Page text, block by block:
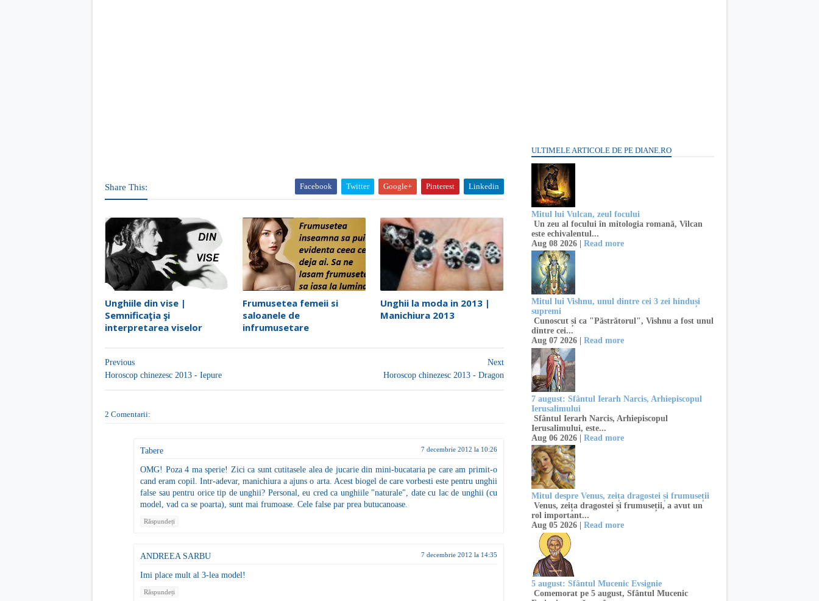
Share This: Facebook Twitter Google+ Pinterest Linkedin
Unghiile din vise |
Semnificaţia şi
interpretarea viselor
Frumusetea femeii si
saloanele de
infrumusetare
Unghii la moda in 2013 |
Manichiura 2013
Next
Horoscop chinezesc 2013 - Dragon
Previous
Horoscop chinezesc 2013 - Iepure
2 Comentarii:
Tabere 7 decembrie 2012 la 10:26
OMG! Poza 4 ma sperie! Zici ca sunt cutitasele alea de jucarie din mini-bucataria pe care am primit-o
cand eram copil. Intr-adevar, manichiura a ajuns o arta. Acest biogel de care vorbesti este pentru unghii
false sau pentru orice tip de unghii? Personal, eu cred ca unghiile "naturale", date cu lac de unghii (cu
model, vad ca se poarta), sunt mai frumoase. Cele false par prea butucanoase.
Răspundeți
ANDREEA SARBU 7 decembrie 2012 la 14:35
Imi place mult al 3-lea model!
Răspundeți
ULTIMELE ARTICOLE DE PE DIANE.RO
Mitul lui Vulcan, zeul focului
Un zeu al focului în mitologia romană, Vilcan
este echivalentul...
Aug 08 2026 | Read more
Mitul lui Vishnu, unul dintre cei 3 zei hinduși
supremi
Cunoscut și ca "Păstrătorul", Vishnu a fost unul
dintre cei...
Aug 07 2026 | Read more
7 august: Sfântul Ierarh Narcis, Arhiepiscopul
Ierusalimului
Sfântul Ierarh Narcis, Arhiepiscopul
Ierusalimului, este...
Aug 06 2026 | Read more
Mitul despre Venus, zeița dragostei și frumuseții
Venus, zeița dragostei și frumuseții, a avut un
rol important...
Aug 05 2026 | Read more
5 august: Sfântul Mucenic Evsignie
Comemorat pe 5 august, Sfântul Mucenic